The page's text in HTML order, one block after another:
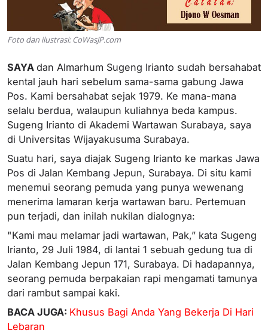
Foto dan ilustrasi: CoWasJP.com
SAYA dan Almarhum Sugeng Irianto sudah bersahabat
kental jauh hari sebelum sama-sama gabung Jawa
Pos. Kami bersahabat sejak 1979. Ke mana-mana
selalu berdua, walaupun kuliahnya beda kampus.
Sugeng Irianto di Akademi Wartawan Surabaya, saya
di Universitas Wijayakusuma Surabaya.
Suatu hari, saya diajak Sugeng Irianto ke markas Jawa
Pos di Jalan Kembang Jepun, Surabaya. Di situ kami
menemui seorang pemuda yang punya wewenang
menerima lamaran kerja wartawan baru. Pertemuan
pun terjadi, dan inilah nukilan dialognya:
"Kami mau melamar jadi wartawan, Pak,” kata Sugeng
Irianto, 29 Juli 1984, di lantai 1 sebuah gedung tua di
Jalan Kembang Jepun 171, Surabaya. Di hadapannya,
seorang pemuda berpakaian rapi mengamati tamunya
dari rambut sampai kaki.
BACA JUGA: Khusus Bagi Anda Yang Bekerja Di Hari
Lebaran